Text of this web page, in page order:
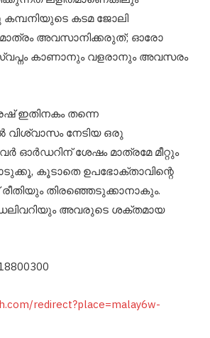
കടമ ജോലി
അവസാനിക്കരുത്; ഓരോ
കാണാനും വളരാനും അവസരം
ഇതിനകം തന്നെ
വിശ്വാസം നേടിയ ഒരു
ശേഷം മാത്രമേ മീറ്റും
കൂടാതെ ഉപഭോക്താവിന്റെ
തിരഞ്ഞെടുക്കാനാകും.
അവരുടെ ശക്തമായ
redirect?place=malay6w-